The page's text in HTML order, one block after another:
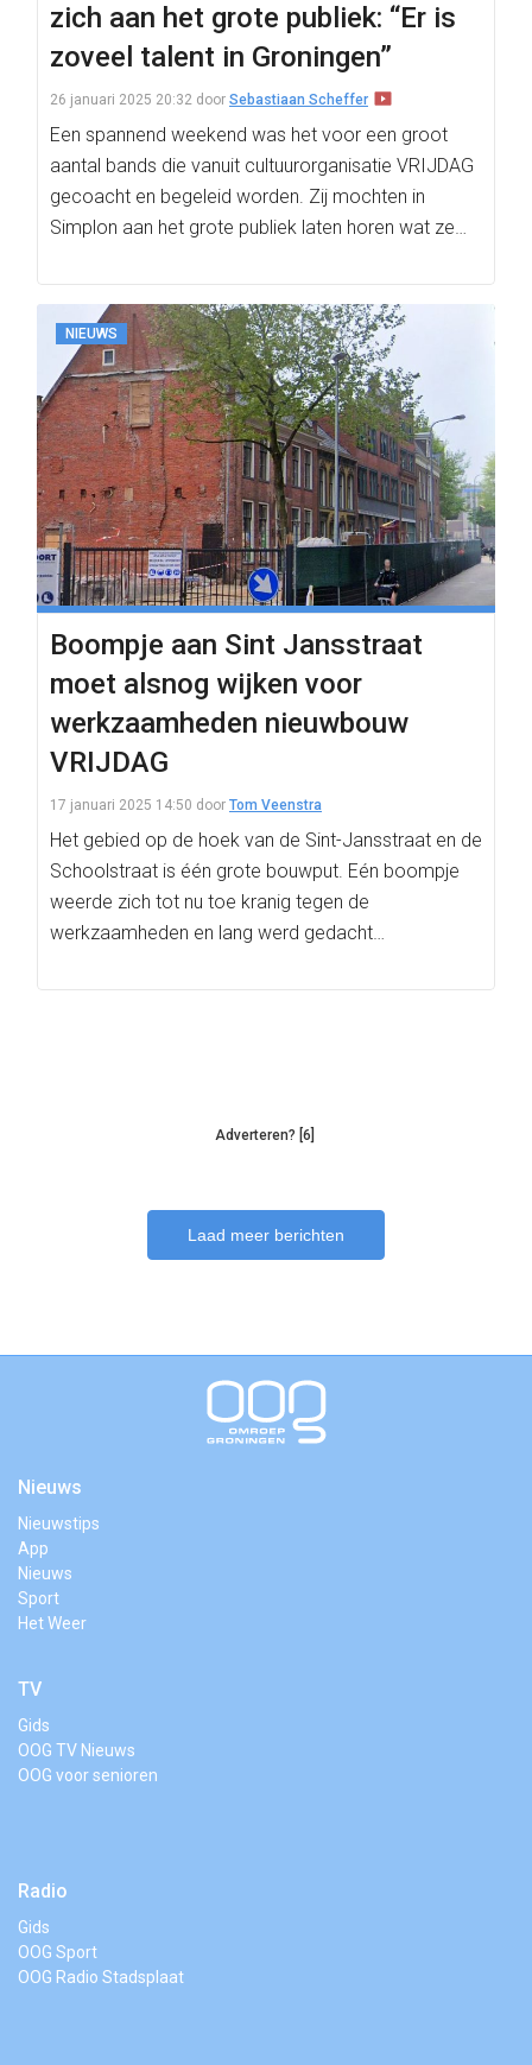
zich aan het grote publiek: “Er is
zoveel talent in Groningen”
26 januari 2025 20:32 door Sebastiaan Scheffer
Een spannend weekend was het voor een groot
aantal bands die vanuit cultuurorganisatie VRIJDAG
gecoacht en begeleid worden. Zij mochten in
Simplon aan het grote publiek laten horen wat ze…
NIEUWS
Boompje aan Sint Jansstraat
moet alsnog wijken voor
werkzaamheden nieuwbouw
VRIJDAG
17 januari 2025 14:50 door Tom Veenstra
Het gebied op de hoek van de Sint-Jansstraat en de
Schoolstraat is één grote bouwput. Eén boompje
weerde zich tot nu toe kranig tegen de
werkzaamheden en lang werd gedacht…
Adverteren? [6]
Laad meer berichten
Nieuws
Nieuwstips
App
Nieuws
Sport
Het Weer
TV
Gids
OOG TV Nieuws
OOG voor senioren
Radio
Gids
OOG Sport
OOG Radio Stadsplaat